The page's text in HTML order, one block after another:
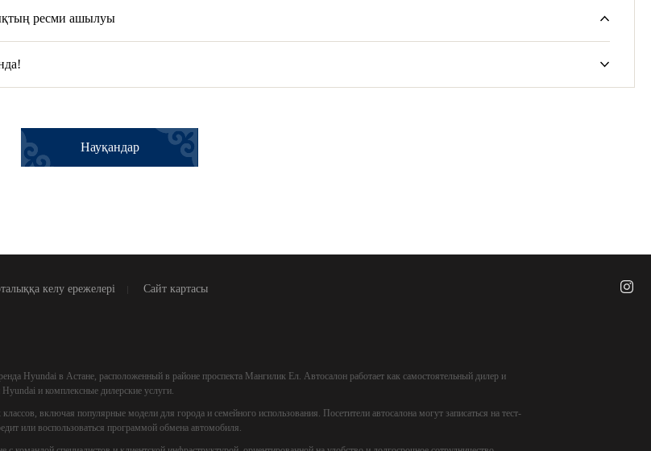
ресми ашылуы
Науқандар
келу ережелері Сайт картасы
Hyundai в Астане, расположенный в районе проспекта Мангилик Ел. Автосалон работает как самостоятельный дилер и
и комплексные дилерские услуги.
включая популярные модели для города и семейного использования. Посетители автосалона могут записаться на тест-
или воспользоваться программой обмена автомобиля.